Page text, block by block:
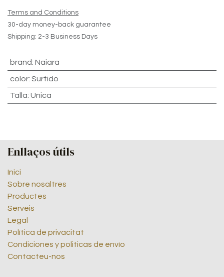
Terms and Conditions
30-day money-back guarantee
Shipping: 2-3 Business Days
brand: Naiara
color: Surtido
Talla: Unica
Enllaços útils
Inici
Sobre nosaltres
Productes
Serveis
Legal
Política de privacitat
Condiciones y politicas de envío
Contacteu-nos